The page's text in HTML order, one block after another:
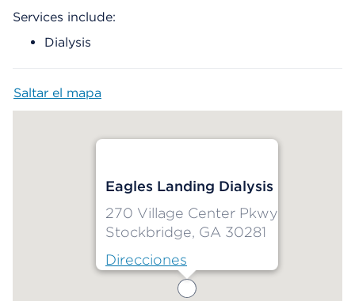
Services include:
Dialysis
Saltar el mapa
Eagles Landing Dialysis
270 Village Center Pkwy
Stockbridge, GA 30281
Direcciones